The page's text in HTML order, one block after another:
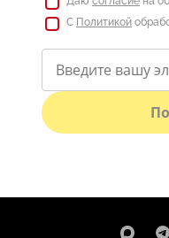
С Политикой